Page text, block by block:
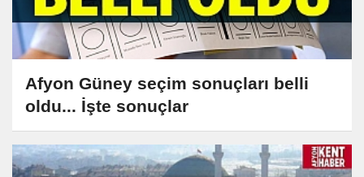
Afyon Güney seçim sonuçları belli
oldu... İşte sonuçlar